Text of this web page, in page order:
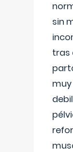
sin
tras